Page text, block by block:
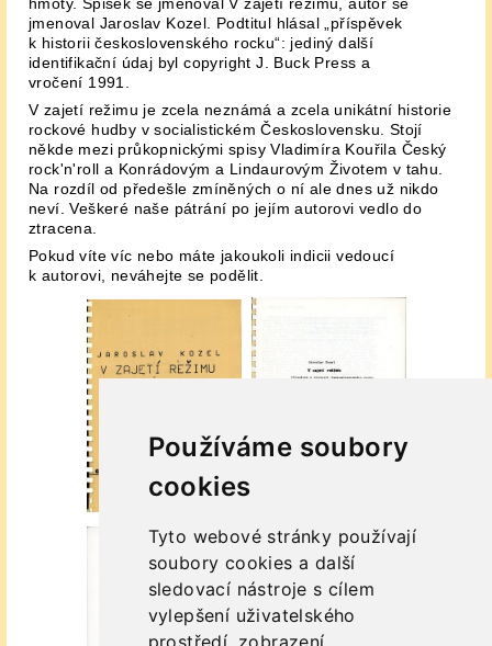
Používáme soubory
cookies
Tyto webové stránky používají
soubory cookies a další
sledovací nástroje s cílem
vylepšení uživatelského
prostředí, zobrazení
jmenoval Jaroslav Kozel. Podtitul hlásal „příspěvek
k historii československého rocku“: jediný další
identifikační údaj byl copyright J. Buck Press a
vročení 1991.
V zajetí režimu je zcela neznámá a zcela unikátní historie
rockové hudby v socialistickém Československu. Stojí
někde mezi průkopnickými spisy Vladimíra Kouřila Český
rock'n'roll a Konrádovým a Lindaurovým Životem v tahu.
Na rozdíl od předešle zmíněných o ní ale dnes už nikdo
neví. Veškeré naše pátrání po jejím autorovi vedlo do
ztracena.
Pokud víte víc nebo máte jakoukoli indicii vedoucí
k autorovi, neváhejte se podělit.